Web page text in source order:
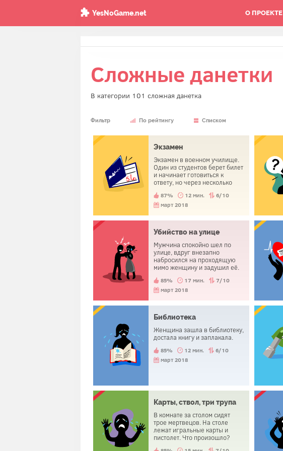
О ПРОЕКТЕ
YesNoGame.net
Сложные данетки
В категории 101 сложная данетка
Фильтр По рейтингу Списком
Экзамен
Экзамен в военном училище.
Один из студентов берет билет
и начинает готовиться к
ответу, но через несколько
преподавателю, ни слова не
говоря, дает тому зачетку и
оценкой.
87% 12 мин.
6/10
март 2018
Убийство на улице
Мужчина спокойно шел по
улице, вдруг внезапно
набросился на проходящую
мимо женщину и задушил её.
отпустили.
85% 17 мин.
7/10
март 2018
Библиотека
Женщина зашла в библиотеку,
достала книгу и заплакала.
85% 12 мин.
6/10
март 2018
Карты, ствол, три трупа
В комнате за столом сидят
трое мертвецов. На столе
лежат игральные карты и
пистолет. Что произошло?